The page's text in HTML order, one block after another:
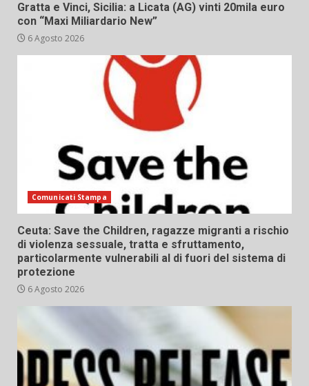
Gratta e Vinci, Sicilia: a Licata (AG) vinti 20mila euro
con “Maxi Miliardario New”
6 Agosto 2026
Comunicati Stampa
Ceuta: Save the Children, ragazze migranti a rischio
di violenza sessuale, tratta e sfruttamento,
particolarmente vulnerabili al di fuori del sistema di
protezione
6 Agosto 2026